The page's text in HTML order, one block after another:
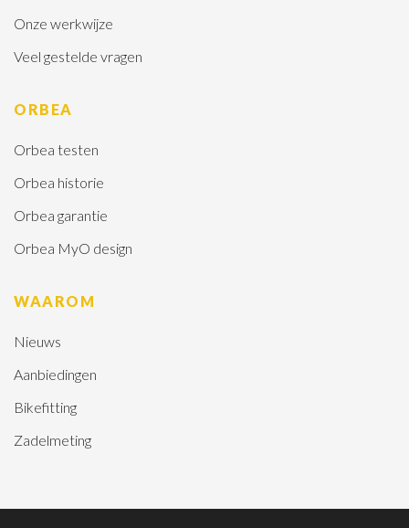
Onze werkwijze
Veel gestelde vragen
ORBEA
Orbea testen
Orbea historie
Orbea garantie
Orbea MyO design
WAAROM
Nieuws
Aanbiedingen
Bikefitting
Zadelmeting